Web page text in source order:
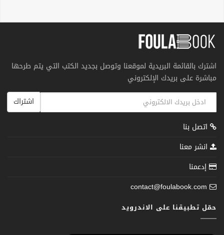
اشترك بالقائمة البريدية لموقعنا وتوصل بجديد الكتب التي يتم طرحها
مباشرة على بريدك الإلكتروني
اشتراك
اتصل بنا
انشر معنا
إدعمنا
contact@foulabook.com
حمّل تطبيقنا على الاندرويد